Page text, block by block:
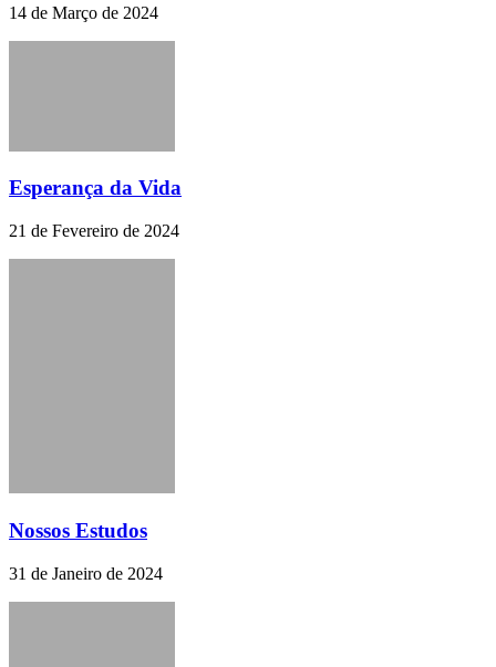
14 de Março de 2024
Esperança da Vida
21 de Fevereiro de 2024
Nossos Estudos
31 de Janeiro de 2024